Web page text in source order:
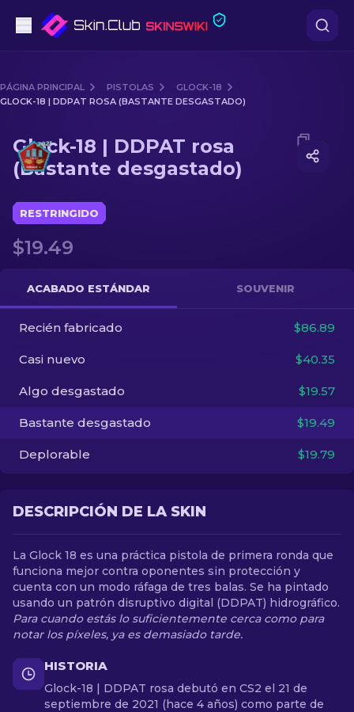
Gama media
Fusiles
Cuchillos
Cajas
ES
PÁGINA PRINCIPAL PISTOLAS
GLOCK-18
GLOCK-18 | DDPAT ROSA (BASTANTE DESGASTADO)
Media of Glock-18 | DDPAT rosa (Bastante desgastado)
Glock-18 | DDPAT rosa
(Bastante desgastado)
RESTRINGIDO
$19.49
ACABADO ESTÁNDAR SOUVENIR
Recién fabricado $86.89
Casi nuevo $40.35
Algo desgastado $19.57
Bastante desgastado $19.49
Deplorable $19.79
DESCRIPCIÓN DE LA SKIN
La Glock 18 es una práctica pistola de primera ronda que
funciona mejor contra oponentes sin protección y
cuenta con un modo ráfaga de tres balas. Se ha pintado
usando un patrón disruptivo digital (DDPAT) hidrográfico.
Para cuando estás lo suficientemente cerca como para
notar los píxeles, ya es demasiado tarde.
HISTORIA
Glock-18 | DDPAT rosa debutó en CS2 el 21 de
septiembre de 2021 (hace 4 años) como parte de